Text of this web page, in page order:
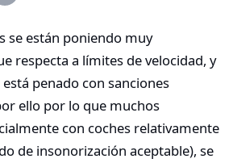
se están poniendo muy
respecta a límites de velocidad, y
penado con sanciones
ello por lo que muchos
con coches relativamente
de insonorización aceptable), se